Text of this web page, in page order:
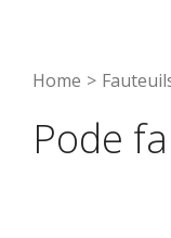
Home >
Pode